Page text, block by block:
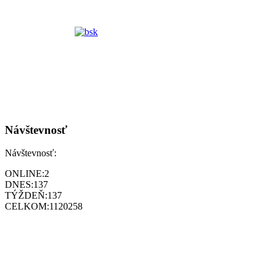
Návštevnosť
Návštevnosť:
ONLINE:2
DNES:137
TÝŽDEŇ:137
CELKOM:1120258